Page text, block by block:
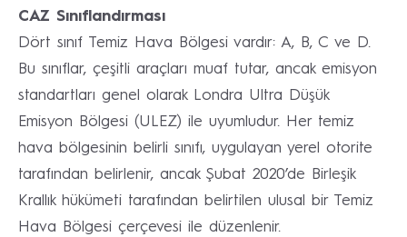
CAZ Sınıflandırması
Dört sınıf Temiz Hava Bölgesi vardır: A, B, C ve D.
Bu sınıflar, çeşitli araçları muaf tutar, ancak emisyon
standartları genel olarak Londra Ultra Düşük
Emisyon Bölgesi (ULEZ) ile uyumludur. Her temiz
hava bölgesinin belirli sınıfı, uygulayan yerel otorite
tarafından belirlenir, ancak Şubat 2020’de Birleşik
Krallık hükümeti tarafından belirtilen ulusal bir Temiz
Hava Bölgesi çerçevesi ile düzenlenir.